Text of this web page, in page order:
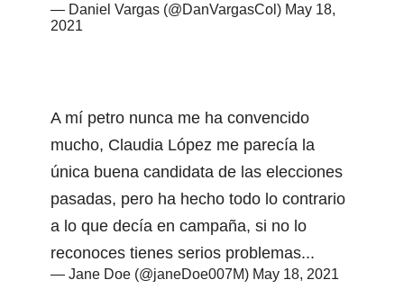
— Daniel Vargas (@DanVargasCol) May 18,
2021
A mí petro nunca me ha convencido
mucho, Claudia López me parecía la
única buena candidata de las elecciones
pasadas, pero ha hecho todo lo contrario
a lo que decía en campaña, si no lo
reconoces tienes serios problemas...
— Jane Doe (@janeDoe007M) May 18, 2021